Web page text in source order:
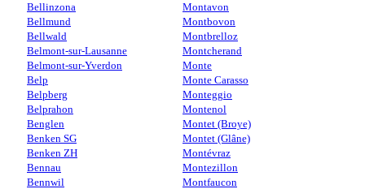
Bellinzona
Bellmund
Bellwald
Belmont-sur-Lausanne
Belmont-sur-Yverdon
Belp
Belpberg
Belprahon
Benglen
Benken SG
Benken ZH
Bennau
Bennwil
Montavon
Montbovon
Montbrelloz
Montcherand
Monte
Monte Carasso
Monteggio
Montenol
Montet (Broye)
Montet (Glâne)
Montévraz
Montezillon
Montfaucon